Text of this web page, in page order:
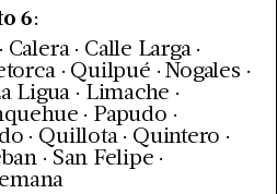
6:
. Calera . Calle Larga .
. Quilpué . Nogales .
Ligua . Limache .
. Papudo .
. Quillota . Quintero .
. San Felipe .